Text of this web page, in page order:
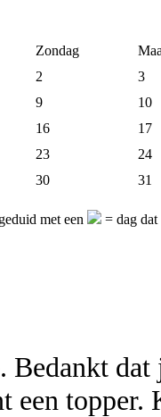
Zondag
2
3
9
10
16
17
23
24
30 31
met een = dag
Bedankt dat
een topper.